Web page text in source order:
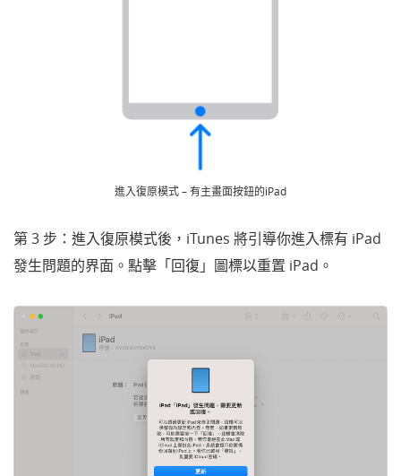
進入復原模式 – 有主畫面按鈕的iPad
第 3 步：進入復原模式後，iTunes 將引導你進入標有 iPad
發生問題的界面。點擊「回復」圖標以重置 iPad。